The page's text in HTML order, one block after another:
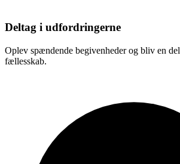
Deltag i udfordringerne
Oplev spændende begivenheder og bliv en
fællesskab.